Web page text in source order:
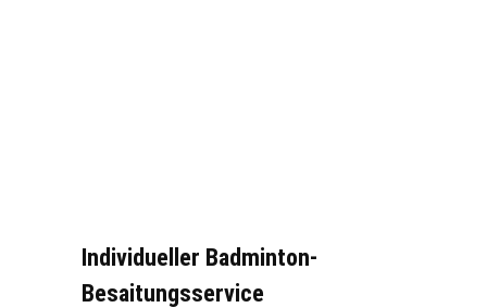
Individueller Badminton-
Besaitungsservice